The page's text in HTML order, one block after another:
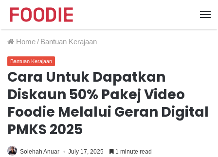
Home/ Bantuan Kerajaan
Bantuan Kerajaan
Cara Untuk Dapatkan
Diskaun 50% Pakej Video
Foodie Melalui Geran Digital
PMKS 2025
Solehah Anuar July 17, 2025 1 minute read